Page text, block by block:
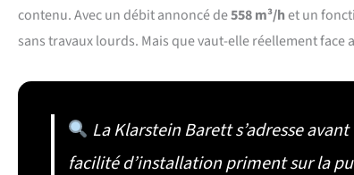
contenu. Avec un débit annoncé de558 m³/het un
sans travaux lourds. Mais que vaut-elle réellement
La Klarstein Barett s’adresse
facilité d’installation priment sur la